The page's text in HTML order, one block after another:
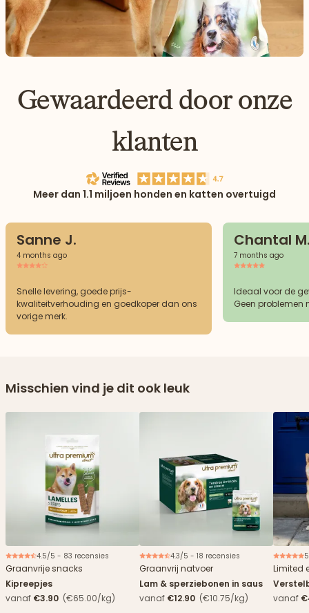
Gewaardeerd door onze
klanten
Meer dan 1.1 miljoen honden en katten overtuigd
Sanne J.
4 months ago
Snelle levering, goede prijs-
kwaliteitverhouding en goedkoper dan ons
vorige merk.
Chantal
7 months ago
Ideaal voor de
Geen problemen
Misschien vind je dit ook leuk
4.5/5 - 83 recensies
Graanvrije snacks
Kipreepjes
vanaf €3.90 (€65.00/kg)
4.3/5 - 18 recensies
Graanvrij natvoer
Lam & sperziebonen in saus
vanaf €12.90 (€10.75/kg)
Limited
vanaf